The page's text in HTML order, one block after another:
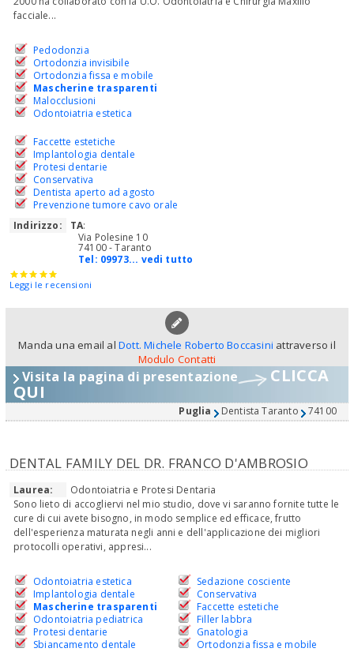
facciale...
Pedodonzia
Ortodonzia invisibile
Ortodonzia fissa e mobile
Mascherine trasparenti
Malocclusioni
Odontoiatria estetica
Faccette estetiche
Implantologia dentale
Protesi dentarie
Conservativa
Dentista aperto ad agosto
Prevenzione tumore cavo orale
Indirizzo:
TA:
Via Polesine 10
74100 - Taranto
Tel: 09973... vedi tutto
Leggi le recensioni
Manda una email al Dott. Michele Roberto Boccasini attraverso il
Modulo Contatti
Visita la pagina di presentazione CLICCA
QUI
Puglia Dentista Taranto 74100
DENTAL FAMILY DEL DR. FRANCO D'AMBROSIO
Laurea:
Odontoiatria e Protesi Dentaria
Sono lieto di accogliervi nel mio studio, dove vi saranno fornite tutte le
cure di cui avete bisogno, in modo semplice ed efficace, frutto
dell'esperienza maturata negli anni e dell'applicazione dei migliori
protocolli operativi, appresi...
Odontoiatria estetica
Implantologia dentale
Mascherine trasparenti
Odontoiatria pediatrica
Protesi dentarie
Sbiancamento dentale
Sedazione cosciente
Conservativa
Faccette estetiche
Filler labbra
Gnatologia
Ortodonzia fissa e mobile